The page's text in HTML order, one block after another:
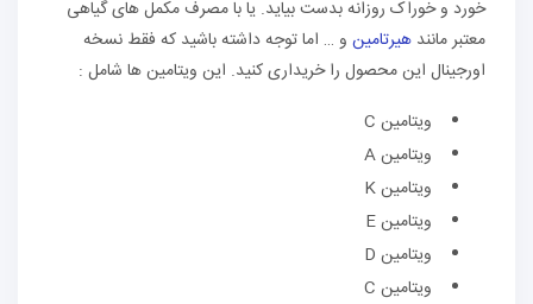
خورد و خوراک روزانه بدست بیاید. یا با مصرف مکمل های گیاهی
معتبر مانند هیرتامین و … اما توجه داشته باشید که فقط نسخه
اورجینال این محصول را خریداری کنید. این ویتامین ها شامل :
ویتامین C
ویتامین A
ویتامین K
ویتامین E
ویتامین D
ویتامین C